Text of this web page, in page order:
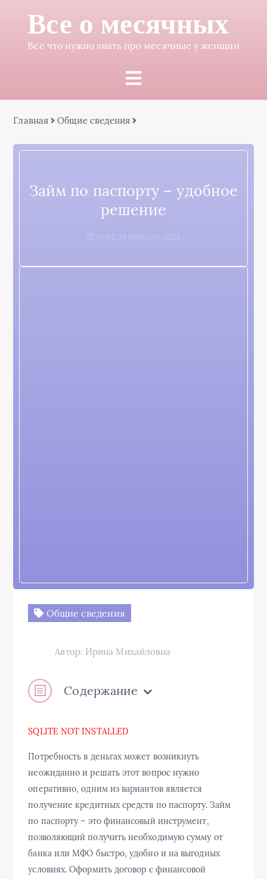
Все о месячных
Все что нужно знать про месячные у женщин
Главная Общие сведения
Займ по паспорту – удобное
решение
Общие сведения
Автор: Ирина Михайловна
Содержание
SQLITE NOT INSTALLED
Потребность в деньгах может возникнуть
неожиданно и решать этот вопрос нужно
оперативно, одним из вариантов является
получение кредитных средств по паспорту. Займ
по паспорту – это финансовый инструмент,
позволяющий получить необходимую сумму от
банка или МФО быстро, удобно и на выгодных
условиях. Оформить договор с финансовой